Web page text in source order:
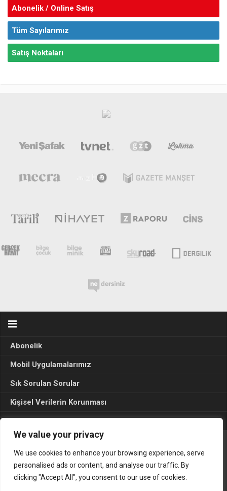
We value your privacy
We use cookies to enhance your browsing experience, serve
personalised ads or content, and analyse our traffic. By
clicking "Accept All", you consent to our use of cookies.
Abonelik / Online Satış
Tüm Sayılarımız
Satış Noktaları
Abonelik
Mobil Uygulamalarımız
Sık Sorulan Sorular
Kişisel Verilerin Korunması
Seçim Sonuçları 2024
Gerçek Hayat © 2015. Her hakkı sakldır.